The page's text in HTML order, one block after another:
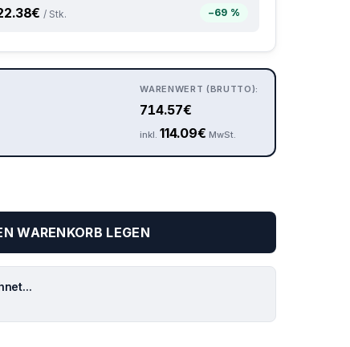
€ / Stk. −69 %
WARENWERT (BRUTTO):
714.57€
inkl. 114.09€ MwSt.
WARENKORB LEGEN